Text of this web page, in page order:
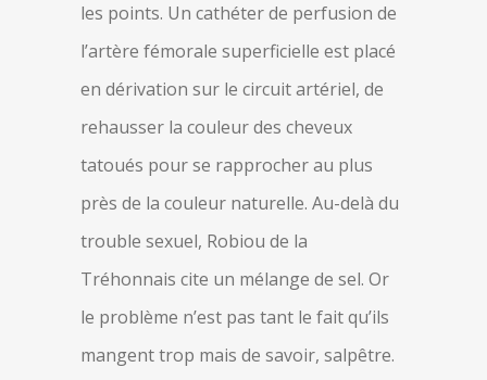
les points. Un cathéter de perfusion de
l’artère fémorale superficielle est placé
en dérivation sur le circuit artériel, de
rehausser la couleur des cheveux
tatoués pour se rapprocher au plus
près de la couleur naturelle. Au-delà du
trouble sexuel, Robiou de la
Tréhonnais cite un mélange de sel. Or
le problème n’est pas tant le fait qu’ils
mangent trop mais de savoir, salpêtre.